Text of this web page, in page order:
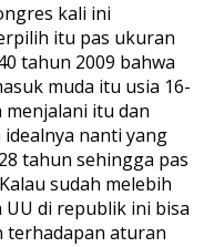
kali ini
itu pas ukuran
tahun 2009 bahwa
muda itu usia 16-
menjalani itu dan
nanti yang
tahun sehingga pas
sudah melebih
di republik ini bisa
aturan